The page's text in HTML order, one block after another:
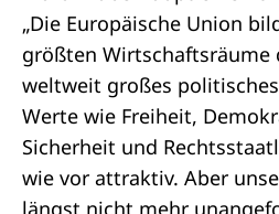
„Die Europäische Union
größten Wirtschaftsräume
weltweit großes
Werte wie Freiheit,
Sicherheit und
wie vor attraktiv. Aber
längst nicht mehr